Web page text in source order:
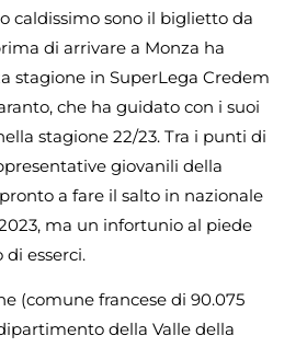
caldissimo sono il biglietto da
di arrivare a Monza ha
stagione in SuperLega Credem
che ha guidato con i suoi
stagione 22/23. Tra i punti di
giovanili della
a fare il salto in nazionale
ma un infortunio al piede
esserci.
(comune francese di 90.075
della Valle della